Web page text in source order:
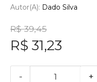
Autor(a): Dado Silva
R$ 39,45
R$ 31,23
- +